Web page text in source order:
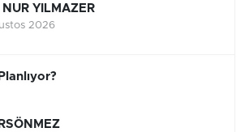
NUR YILMAZER
2026